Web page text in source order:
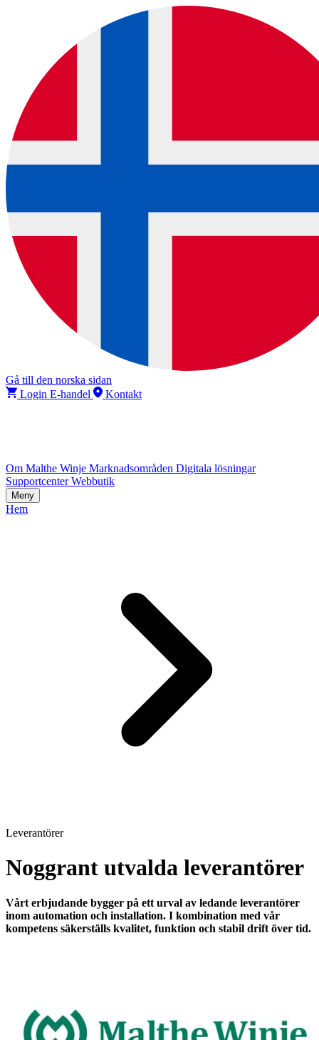
Gå till den norska sidan
Login E-handel
Kontakt
Om Malthe Winje Marknadsområden Digitala lösningar
SupportcenterWebbutik
Meny
Hem
Leverantörer
Noggrant utvalda leverantörer
Vårt erbjudande bygger på ett urval av ledande leverantörer
inom automation och installation. I kombination med vår
kompetens säkerställs kvalitet, funktion och stabil drift över tid.